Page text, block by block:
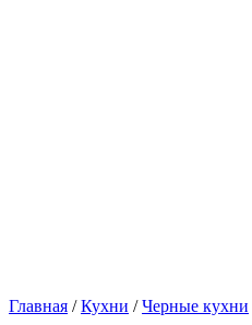
Главная /Кухни /Черные кухни